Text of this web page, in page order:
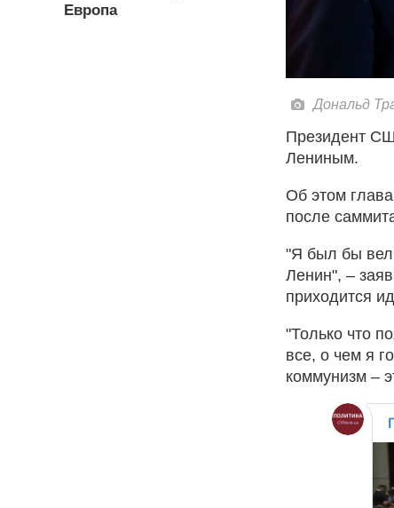
Европа
Дональд
Президент
Лениным.
Об этом
после
"Я был бы
Ленин", –
приходится
"Только что
все, о чем я
коммунизм –